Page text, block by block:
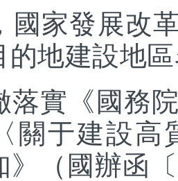
國家發展改
的地建設地
《國務院
關于建設高
》（國辦函